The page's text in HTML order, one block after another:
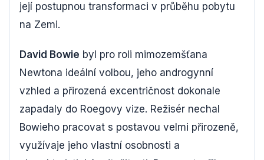
její postupnou transformaci v průběhu pobytu
na Zemi.
David Bowie byl pro roli mimozemšťana
Newtona ideální volbou, jeho androgynní
vzhled a přirozená excentričnost dokonale
zapadaly do Roegovy vize. Režisér nechal
Bowieho pracovat s postavou velmi přirozeně,
využívaje jeho vlastní osobnosti a